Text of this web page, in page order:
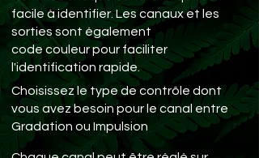
facile à identifier. Les canaux et les
sorties sont également
code couleur pour faciliter
l'identification rapide.
Choisissez le type de contrôle dont
vous avez besoin pour le canal entre
Gradation ou Impulsion